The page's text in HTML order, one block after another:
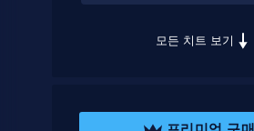
모든 치트 보기